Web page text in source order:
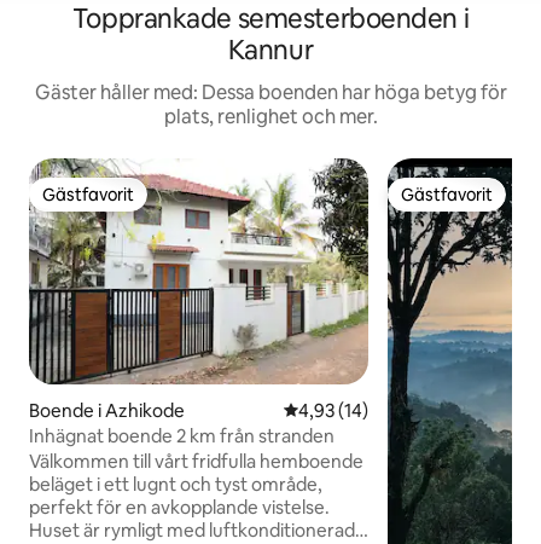
Topprankade semesterboenden i
Kannur
Gäster håller med: Dessa boenden har höga betyg för
plats, renlighet och mer.
Gästfavorit
Gästfavorit
Boende i Azhikode 4,93 av 5 i genomsnittligt
4,93 (14)
Inhägnat boende 2 km från stranden
Välkommen till vårt fridfulla hemboende
beläget i ett lugnt och tyst område,
perfekt för en avkopplande vistelse.
Huset är rymligt med luftkonditionerade
Gästfavorit
Gästfavorit